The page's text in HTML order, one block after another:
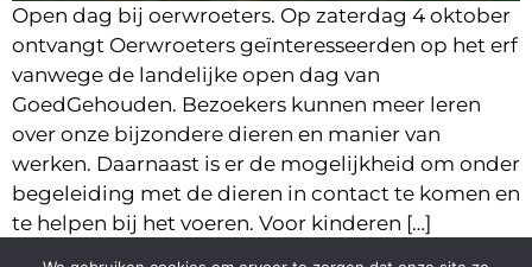
Open dag bij oerwroeters. Op zaterdag 4 oktober
ontvangt Oerwroeters geïnteresseerden op het erf
vanwege de landelijke open dag van
GoedGehouden. Bezoekers kunnen meer leren
over onze bijzondere dieren en manier van
werken. Daarnaast is er de mogelijkheid om onder
begeleiding met de dieren in contact te komen en
te helpen bij het voeren. Voor kinderen […]